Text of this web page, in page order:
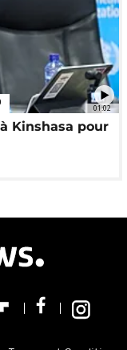
01:02
Kinshasa pour